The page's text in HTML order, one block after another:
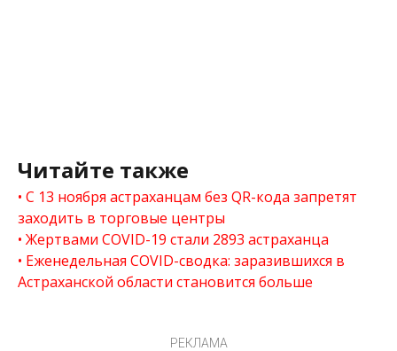
Читайте также
С 13 ноября астраханцам без QR-кода запретят
заходить в торговые центры
Жертвами COVID-19 стали 2893 астраханца
Еженедельная COVID-сводка: заразившихся в
Астраханской области становится больше
РЕКЛАМА